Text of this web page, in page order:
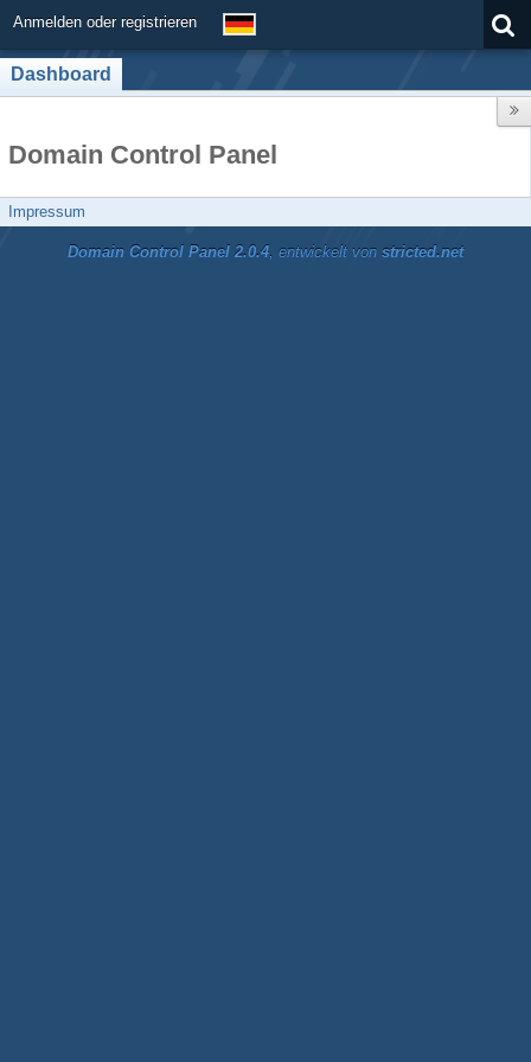
Anmelden oder registrieren
Dashboard
Domain Control Panel
Impressum
Domain Control Panel 2.0.4, entwickelt von stricted.net